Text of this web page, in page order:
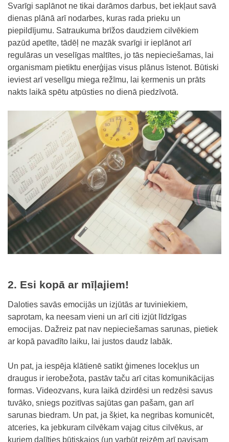
Svarīgi saplānot ne tikai darāmos darbus, bet iekļaut savā
dienas plānā arī nodarbes, kuras rada prieku un
piepildījumu. Satraukuma brīžos daudziem cilvēkiem
pazūd apetīte, tādēļ ne mazāk svarīgi ir ieplānot arī
regulāras un veselīgas maltītes, jo tās nepieciešamas, lai
organismam pietiktu enerģijas visus plānus īstenot. Būtiski
ieviest arī veselīgu miega režīmu, lai ķermenis un prāts
nakts laikā spētu atpūsties no dienā piedzīvotā.
2. Esi kopā ar mīļajiem!
Daloties savās emocijās un izjūtās ar tuviniekiem,
saprotam, ka neesam vieni un arī citi izjūt līdzīgas
emocijas. Dažreiz pat nav nepieciešamas sarunas, pietiek
ar kopā pavadīto laiku, lai justos daudz labāk.
Un pat, ja iespēja klātienē satikt ģimenes locekļus un
draugus ir ierobežota, pastāv taču arī citas komunikācijas
formas. Videozvans, kura laikā dzirdēsi un redzēsi savus
tuvāko, sniegs pozitīvas sajūtas gan pašam, gan arī
sarunas biedram. Un pat, ja šķiet, ka negribas komunicēt,
atceries, ka jebkuram cilvēkam vajag citus cilvēkus, ar
kuriem dalīties būtiskajos (un varbūt reizēm arī pavisam